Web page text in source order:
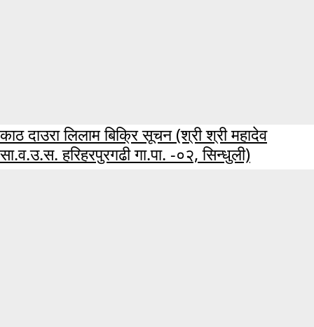
काठ दाउरा लिलाम बिक्रि सूचन (श्री श्री महादेव
सा.व.उ.स. हरिहरपुरगढी गा.पा. -०२, सिन्धुली)